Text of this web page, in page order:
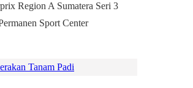
Region A Sumatera Seri 3
Sport Center
Tanam Padi